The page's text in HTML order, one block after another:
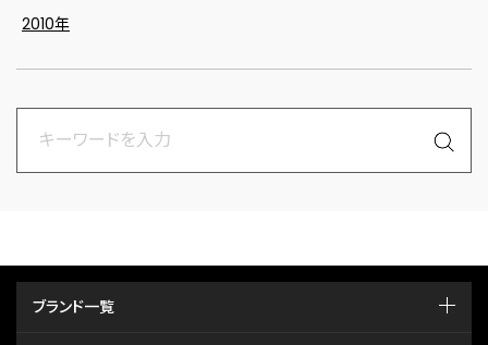
2010年
ブランド一覧